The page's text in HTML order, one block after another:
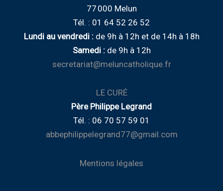
77 000 Melun
Tél. : 01 64 52 26 52
Lundi au vendredi : de9h à 12h et de 14h à 18h
Samedi : de 9h à 12h
secretariat@meluncatholique.fr
LE CURÉ
Père Philippe Legrand
Tél. : 06 70 57 59 01
abbephilippelegrand77@gmail.com
Mentions légales